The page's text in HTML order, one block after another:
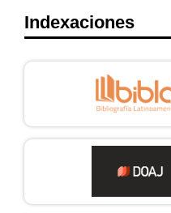
Indexaciones